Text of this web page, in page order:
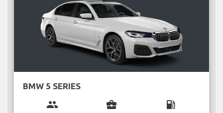
BMW 5 SERIES
group business_center local_gas_station